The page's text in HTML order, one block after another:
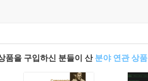
품을 구입하신 분들이 산 분야 연관 상품